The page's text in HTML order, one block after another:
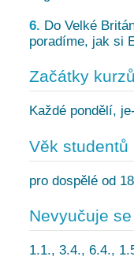
6. Do Velké
poradíme, jak si
Začátky
Každé pondělí,
Věk studentů
pro dospělé od
Nevyučuje se
1.1., 3.4., 6.4.,